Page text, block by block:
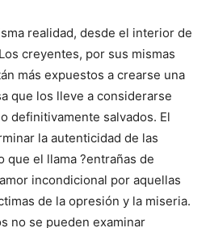
realidad, desde el interior de
creyentes, por sus mismas
más expuestos a crearse una
que los lleve a considerarse
definitivamente salvados. El
la autenticidad de las
que el llama ?entrañas de
incondicional por aquellas
de la opresión y la miseria.
no se pueden examinar